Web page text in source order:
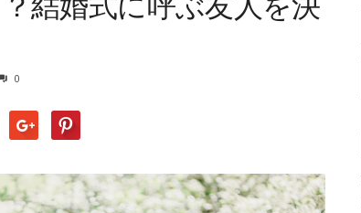
結婚式に呼ぶ友人を決
0